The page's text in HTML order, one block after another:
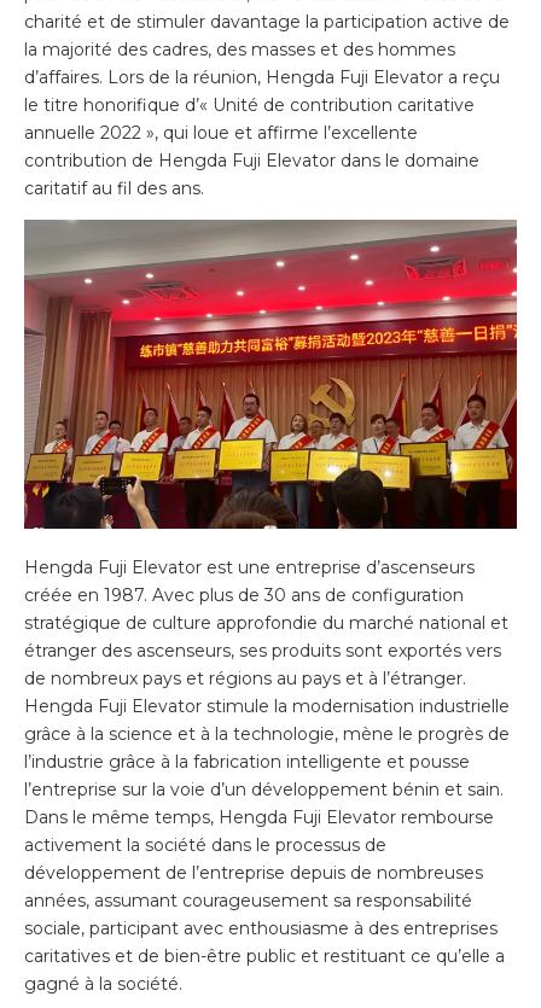
charité et de stimuler davantage la participation active de
la majorité des cadres, des masses et des hommes
d’affaires. Lors de la réunion, Hengda Fuji Elevator a reçu
le titre honorifique d’« Unité de contribution caritative
annuelle 2022 », qui loue et affirme l’excellente
contribution de Hengda Fuji Elevator dans le domaine
caritatif au fil des ans.
Hengda Fuji Elevator est une entreprise d’ascenseurs
créée en 1987. Avec plus de 30 ans de configuration
stratégique de culture approfondie du marché national et
étranger des ascenseurs, ses produits sont exportés vers
de nombreux pays et régions au pays et à l’étranger.
Hengda Fuji Elevator stimule la modernisation industrielle
grâce à la science et à la technologie, mène le progrès de
l’industrie grâce à la fabrication intelligente et pousse
l’entreprise sur la voie d’un développement bénin et sain.
Dans le même temps, Hengda Fuji Elevator rembourse
activement la société dans le processus de
développement de l’entreprise depuis de nombreuses
années, assumant courageusement sa responsabilité
sociale, participant avec enthousiasme à des entreprises
caritatives et de bien-être public et restituant ce qu’elle a
gagné à la société.